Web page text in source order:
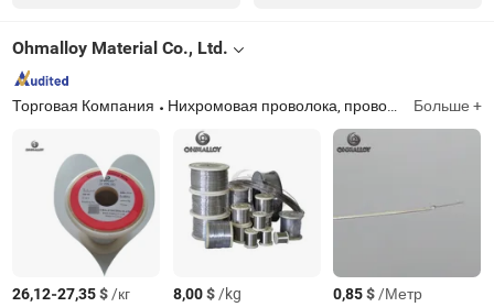
Ohmalloy Material Co., Ltd.
Торговая Компания Нихромовая проволока, проволока феррокремниевая, термопары, нихромовая лента, лента из сплава Ковар, феррокремниевая лента Больше +
26,12-27,35$/кг 8,00$/kg 0,85$/Метр